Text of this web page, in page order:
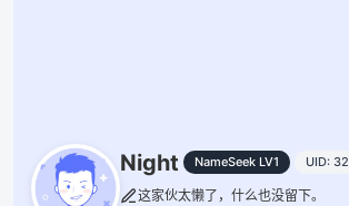
Night NameSeek LV1 UID: 32
这家伙太懒了，什么也没留下。